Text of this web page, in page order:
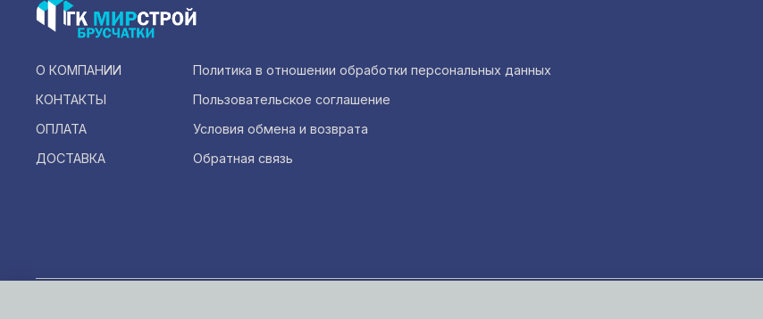
О КОМПАНИИ
КОНТАКТЫ
ОПЛАТА
ДОСТАВКА
Политика в отношении обработки персональных данных
Пользовательское соглашение
Условия обмена и возврата
Обратная связь